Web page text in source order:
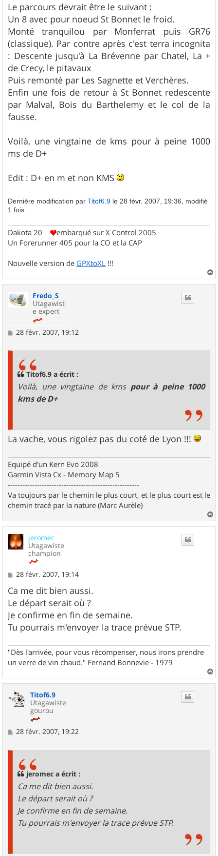
s
s
a
g
e
Le parcours devrait être le suivant :
Un 8 avec pour noeud St Bonnet le froid.
Monté tranquilou par Monferrat puis GR76
(classique). Par contre après c'est terra incognita
: Descente jusqu'à La Brévenne par Chatel, La +
de Crecy, le pitavaux
Puis remonté par Les Sagnette et Verchères.
Enfin une fois de retour à St Bonnet redescente
par Malval, Bois du Barthelemy et le col de la
fausse.
Voilà, une vingtaine de kms pour à peine 1000
ms de D+
Edit : D+ en m et non KMS
Dernière modification par Titof6.9 le 28 févr. 2007, 19:36, modifié
1 fois.
Dakota 20
embarqué sur X Control 2005
Un Forerunner 405 pour la CO et la CAP
Nouvelle version de GPXtoXL !!!
a
Fredo_S
Utagawist
e expert
M
28 févr. 2007, 19:12
Titof6.9 a écrit :
Voilà, une vingtaine de kms pour à peine 1000
kms de D+
La vache, vous rigolez pas du coté de Lyon !!!
Equipé d'un Kern Evo 2008
Garmin Vista Cx - Memory Map 5
------------------------------------------------------
Va toujours par le chemin le plus court, et le plus court est le
chemin tracé par la nature (Marc Aurèle)
a
u
jeromec
Utagawiste
champion
M
s
s
a
g
e
28 févr. 2007, 19:14
Ca me dit bien aussi.
Le départ serait où ?
Je confirme en fin de semaine.
Tu pourrais m'envoyer la trace prévue STP.
"Dès l'arrivée, pour vous récompenser, nous irons prendre
un verre de vin chaud." Fernand Bonnevie - 1979
a
Titof6.9
Utagawiste
gourou
M
28 févr. 2007, 19:22
jeromec a écrit :
Ca me dit bien aussi.
Le départ serait où ?
Je confirme en fin de semaine.
Tu pourrais m'envoyer la trace prévue STP.